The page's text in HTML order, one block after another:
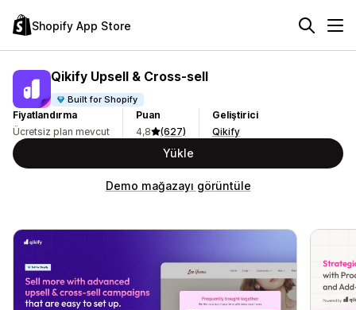
Shopify App Store
Qikify Upsell & Cross‑sell
Built for Shopify
Fiyatlandırma
Ücretsiz plan mevcut
Puan
4,8
(627)
Geliştirici
Qikify
Yükle
Demo mağazayı görüntüle